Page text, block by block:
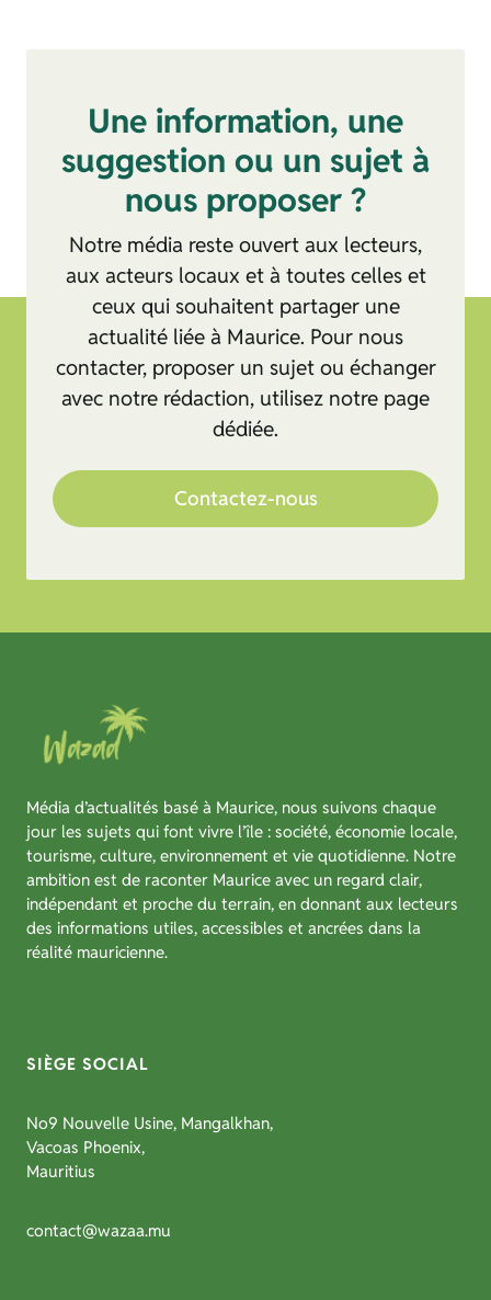
Une information, une
suggestion ou un sujet à
nous proposer ?
Notre média reste ouvert aux lecteurs,
aux acteurs locaux et à toutes celles et
ceux qui souhaitent partager une
actualité liée à Maurice. Pour nous
contacter, proposer un sujet ou échanger
avec notre rédaction, utilisez notre page
dédiée.
Contactez-nous
Média d’actualités basé à Maurice, nous suivons chaque
jour les sujets qui font vivre l’île : société, économie locale,
tourisme, culture, environnement et vie quotidienne. Notre
ambition est de raconter Maurice avec un regard clair,
indépendant et proche du terrain, en donnant aux lecteurs
des informations utiles, accessibles et ancrées dans la
réalité mauricienne.
SIÈGE SOCIAL
No9 Nouvelle Usine, Mangalkhan,
Vacoas Phoenix,
Mauritius
contact@wazaa.mu